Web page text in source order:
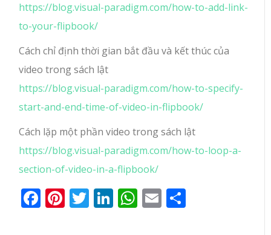
https://blog.visual-paradigm.com/how-to-add-link-
to-your-flipbook/
Cách chỉ định thời gian bắt đầu và kết thúc của
video trong sách lật
https://blog.visual-paradigm.com/how-to-specify-
start-and-end-time-of-video-in-flipbook/
Cách lặp một phần video trong sách lật
https://blog.visual-paradigm.com/how-to-loop-a-
section-of-video-in-a-flipbook/
Facebook
Pinterest
Twitter
LinkedIn
WhatsApp
Email